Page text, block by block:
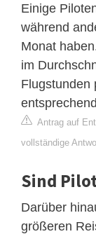
Einige
während
Monat
im
Flugstunden
Antrag auf
vollständige
Sind
Darüber
größeren